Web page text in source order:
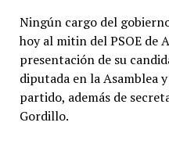
Ningún cargo del
hoy al mitin del PSOE de
presentación de su
diputada en la Asamblea
partido, además de
Gordillo.